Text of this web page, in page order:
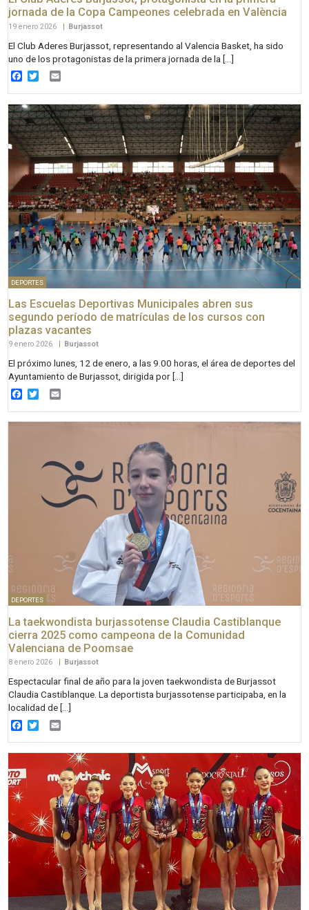
jornada de la Copa Campeones celebrada en València
19 enero 2026 | Burjassot
El Club Aderes Burjassot, representando al Valencia Basket, ha sido
uno de los protagonistas de la primera jornada de la […]
Facebook
Twitter
DEPORTES
Las Escuelas Deportivas Municipales abren sus
segundo período de matrículas de los cursos con
plazas vacantes
9 enero 2026 Burjassot
El próximo lunes, 12 de enero, a las 9.00 horas, el área de deportes del
Ayuntamiento de Burjassot, dirigida por […]
Facebook
Twitter
DEPORTES
La taekwondista burjassotense Claudia Castiblanque
cierra 2025 como campeona de la Comunidad
Valenciana de Poomsae
8 enero 2026 Burjassot
Espectacular final de año para la joven taekwondista de Burjassot
Claudia Castiblanque. La deportista burjassotense participaba, en la
localidad de […]
Facebook
Twitter